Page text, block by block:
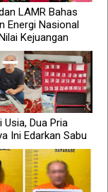
LAMR Bahas
Energi Nasional
Kejuangan
Usia, Dua Pria
Ini Edarkan Sabu